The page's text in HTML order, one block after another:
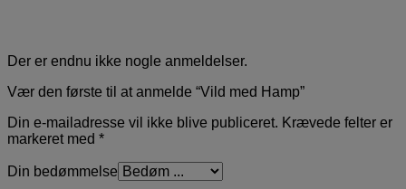
Der er endnu ikke nogle anmeldelser.
Vær den første til at anmelde “Vild med Hamp”
Din e-mailadresse vil ikke blive publiceret. Krævede felter er
markeret med *
Din bedømmelse